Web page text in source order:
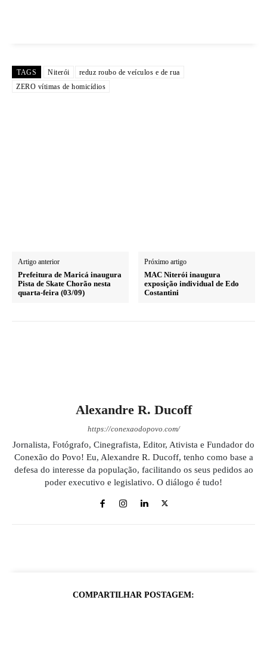
TAGS Niterói
reduz roubo de veículos e de rua
ZERO vítimas de homicídios
Artigo anterior
Prefeitura de Maricá inaugura
Pista de Skate Chorão nesta
quarta-feira (03/09)
Próximo artigo
MAC Niterói inaugura
exposição individual de Edo
Costantini
Alexandre R. Ducoff
https://conexaodopovo.com/
Jornalista, Fotógrafo, Cinegrafista, Editor, Ativista e Fundador do
Conexão do Povo! Eu, Alexandre R. Ducoff, tenho como base a
defesa do interesse da população, facilitando os seus pedidos ao
poder executivo e legislativo. O diálogo é tudo!
COMPARTILHAR POSTAGEM: